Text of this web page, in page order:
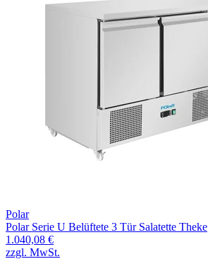
Polar
Polar Serie U Belüftete 3 Tür Salatette Theke
1.040,08 €
zzgl. MwSt.